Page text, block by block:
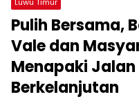
Pulih Bersama,
Vale dan
Menapaki Jalan
Berkelanjutan